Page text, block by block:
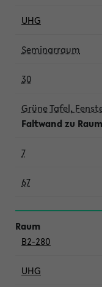
UHG
Seminarraum
30
Grüne Tafel,
Faltwand zu
7
67
B2-280
UHG